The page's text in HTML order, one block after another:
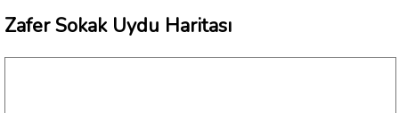
Zafer Sokak Uydu Haritası